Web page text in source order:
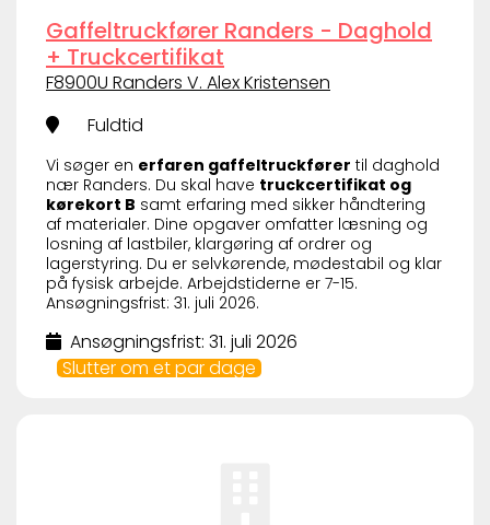
Gaffeltruckfører Randers - Daghold
+ Truckcertifikat
F8900U Randers V. Alex Kristensen
Fuldtid
Vi søger en erfaren gaffeltruckfører til daghold
nær Randers. Du skal have truckcertifikat og
kørekort B samt erfaring med sikker håndtering
af materialer. Dine opgaver omfatter læsning og
losning af lastbiler, klargøring af ordrer og
lagerstyring. Du er selvkørende, mødestabil og klar
på fysisk arbejde. Arbejdstiderne er 7-15.
Ansøgningsfrist: 31. juli 2026.
Ansøgningsfrist: 31. juli 2026
Slutter om et par dage